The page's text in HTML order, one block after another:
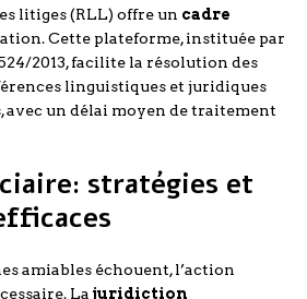
litiges (RLL) offre un cadre
Cette plateforme, instituée par
2013, facilite la résolution des
linguistiques et juridiques
avec un délai moyen de traitement
stratégies et
amiables échouent, l’action
La juridiction